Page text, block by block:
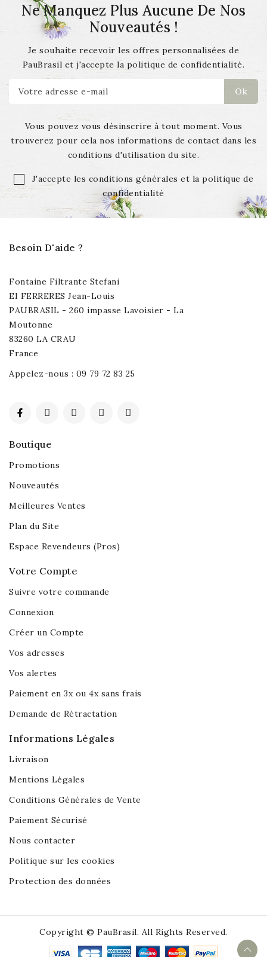
Ne Manquez Plus Aucune De Nos
Nouveautés !
Je souhaite recevoir les offres personnalisées de
PauBrasil et j'accepte la politique de confidentialité.
Vous pouvez vous désinscrire à tout moment. Vous
trouverez pour cela nos informations de contact dans les
conditions d'utilisation du site.
J'accepte les conditions générales et la politique de
confidentialité
Besoin D'aide ?
Fontaine Filtrante Stefani
EI FERRERES Jean-Louis
PAUBRASIL - 260 impasse Lavoisier - La
Moutonne
83260 LA CRAU
France
Appelez-nous : 09 79 72 83 25
Boutique
Promotions
Nouveautés
Meilleures Ventes
Plan du Site
Espace Revendeurs (Pros)
Votre Compte
Suivre votre commande
Connexion
Créer un Compte
Vos adresses
Vos alertes
Paiement en 3x ou 4x sans frais
Demande de Rétractation
Informations Légales
Livraison
Mentions Légales
Conditions Générales de Vente
Paiement Sécurisé
Nous contacter
Politique sur les cookies
Protection des données
Copyright © PauBrasil. All Rights Reserved.